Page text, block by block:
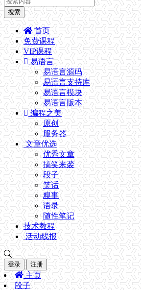
搜索
首页
免费课程
VIP课程
易语言
易语言源码
易语言支持库
易语言模块
易语言版本
编程之美
原创
服务器
文章优选
优秀文章
搞笑来袭
段子
笑话
糗事
语录
随性笔记
技术教程
活动线报
登录 注册
主页
段子